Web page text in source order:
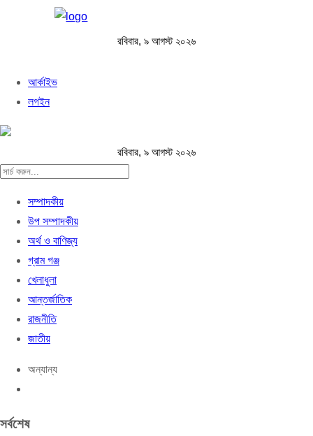
আর্কাইভ
লগইন
রবিবার, ৯ আগস্ট ২০২৬
রবিবার, ৯ আগস্ট ২০২৬
সম্পাদকীয়
উপ সম্পাদকীয়
অর্থ ও বাণিজ্য
গ্রাম গঞ্জ
খেলাধুলা
আন্তর্জাতিক
রাজনীতি
জাতীয়
অন্যান্য
সর্বশেষ